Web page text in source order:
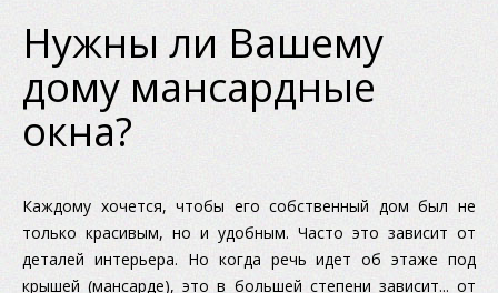
Нужны ли Вашему
дому мансардные
окна?
Каждому хочется, чтобы его собственный дом был не
только красивым, но и удобным. Часто это зависит от
деталей интерьера. Но когда речь идет об этаже под
крышей (мансарде), это в большей степени зависит... от